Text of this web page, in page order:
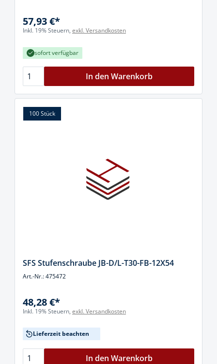
57,93 €*
Inkl. 19% Steuern, exkl. Versandkosten
sofort verfügbar
In den Warenkorb
100 Stück
SFS Stufenschraube JB-D/L-T30-FB-12X54
Art.-Nr.: 475472
48,28 €*
Inkl. 19% Steuern, exkl. Versandkosten
Lieferzeit beachten
In den Warenkorb